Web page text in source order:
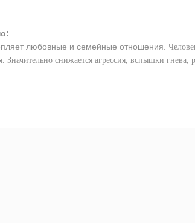
любовные и семейные отношения.
Значительно снижается агрессия, вспышки